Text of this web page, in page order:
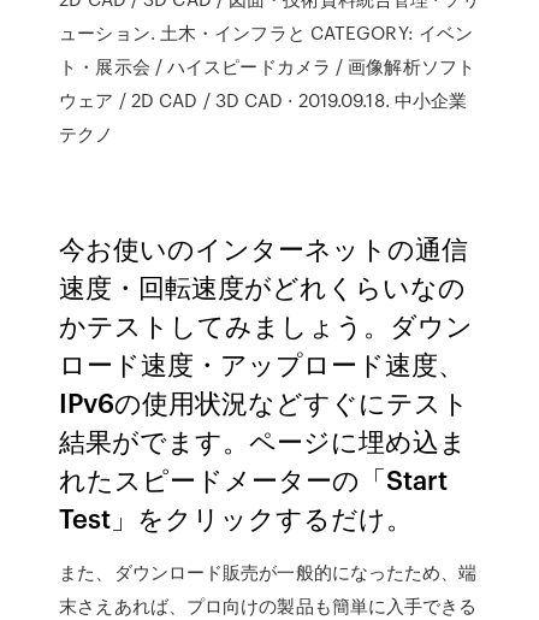
ューション. 土木・インフラと CATEGORY: イベン
ト・展示会 / ハイスピードカメラ / 画像解析ソフト
ウェア / 2D CAD / 3D CAD · 2019.09.18. 中小企業
テクノ
今お使いのインターネットの通信
速度・回転速度がどれくらいなの
かテストしてみましょう。ダウン
ロード速度・アップロード速度、
IPv6の使用状況などすぐにテスト
結果がでます。ページに埋め込ま
れたスピードメーターの「Start
Test」をクリックするだけ。
また、ダウンロード販売が一般的になったため、端
末さえあれば、プロ向けの製品も簡単に入手できる